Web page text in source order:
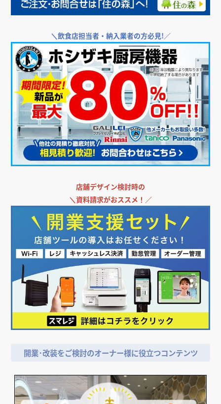
＼飲食店担当者・納入業者の方必見!／
店舗デザイン検討時の
＼資料請求がおススメ！／
開業･改装をご検討のオーナー様に役立つコンテンツ